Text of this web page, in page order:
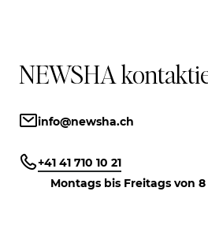
NEWSHA
info@newsha.ch
+41 41 710 10 21
Montags bis Freitags von 8